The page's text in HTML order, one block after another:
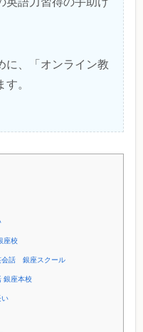
に、「オンライン教
。
座校
会話 銀座スクール
銀座本校
い